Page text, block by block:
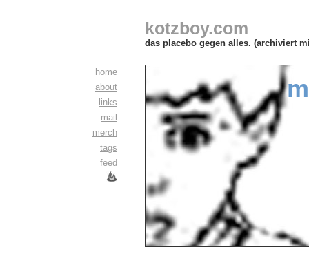
kotzboy.com
das placebo gegen alles. (archiviert
home
about
links
mail
merch
tags
feed